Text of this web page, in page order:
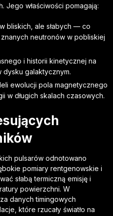
Jego właściwości pomagają:
bliskich, ale słabych — co
znanych neutronów w pobliskiej
i historii kinetycznej na
galaktycznym.
ewolucji pola magnetycznego
w długich skalach czasowych.
pulsarów odnotowano
pomiary rentgenowskie i
słabą termiczną emisję i
powierzchni. W
danych timingowych
które rzucały światło na